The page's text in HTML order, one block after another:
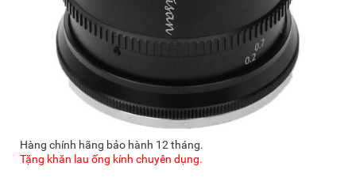
Hàng chính hãng bảo hành 12 tháng.
Tặng khăn lau ống kính chuyên dụng.